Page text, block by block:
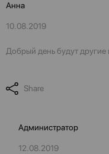
Анна
10.08.2019
Добрый день будут другие
Share
Администратор
12.08.2019